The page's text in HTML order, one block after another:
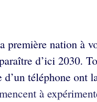
première nation à
d’ici 2030.
téléphone ont
à